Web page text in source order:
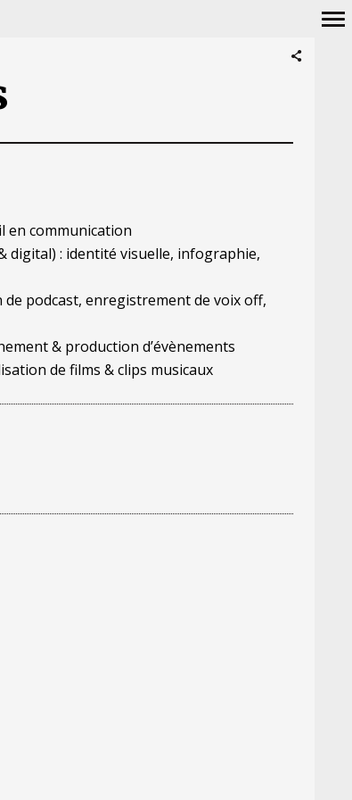
en communication
digital) : identité visuelle, infographie,
podcast, enregistrement de voix off,
& production d’évènements
de films & clips musicaux